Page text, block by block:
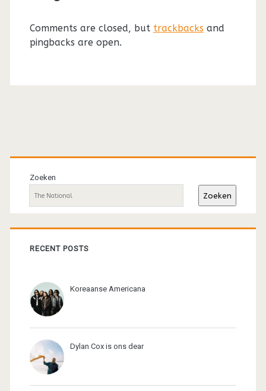
Comments are closed, but trackbacks and
pingbacks are open.
Primaire
sidebar
Zoeken
Zoeken
RECENT POSTS
Koreaanse Americana
Dylan Cox is ons dear